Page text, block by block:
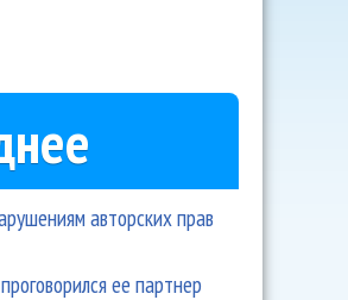
авторских прав
ее партнер